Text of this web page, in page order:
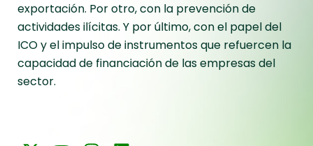
exportación. Por otro, con la prevención de
actividades ilícitas. Y por último, con el papel del
ICO y el impulso de instrumentos que refuercen la
capacidad de financiación de las empresas del
sector.